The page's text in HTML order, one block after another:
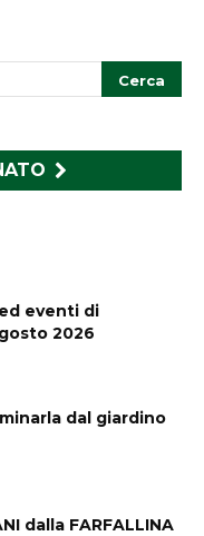
eventi di
2026
dal giardino
dalla FARFALLINA